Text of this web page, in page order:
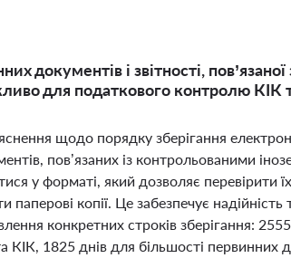
документів і звітності, пов’язаної
для податкового контролю КІК
щодо порядку зберігання
пов’язаних із контрольованими
у форматі, який дозволяє перевірити їх
копії. Це забезпечує надійність
конкретних строків зберігання:
КІК, 1825 днів для більшості первинних